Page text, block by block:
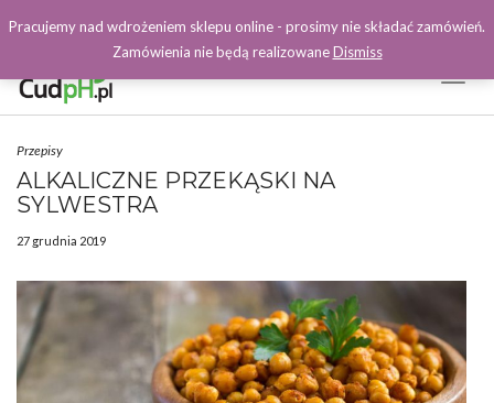
Facebook
Przepisy
ALKALICZNE PRZEKĄSKI NA
SYLWESTRA
27 grudnia 2019
Pracujemy nad wdrożeniem sklepu online - prosimy nie składać zamówień.
Zamówienia nie będą realizowaneDismiss